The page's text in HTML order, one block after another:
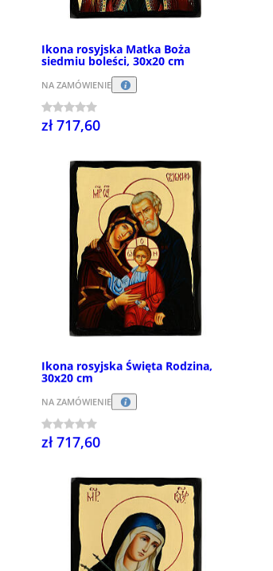
Ikona rosyjska Matka Boża
siedmiu boleści, 30x20 cm
NA ZAMÓWIENIE
zł 717,60
Ikona rosyjska Święta Rodzina,
30x20 cm
NA ZAMÓWIENIE
zł 717,60